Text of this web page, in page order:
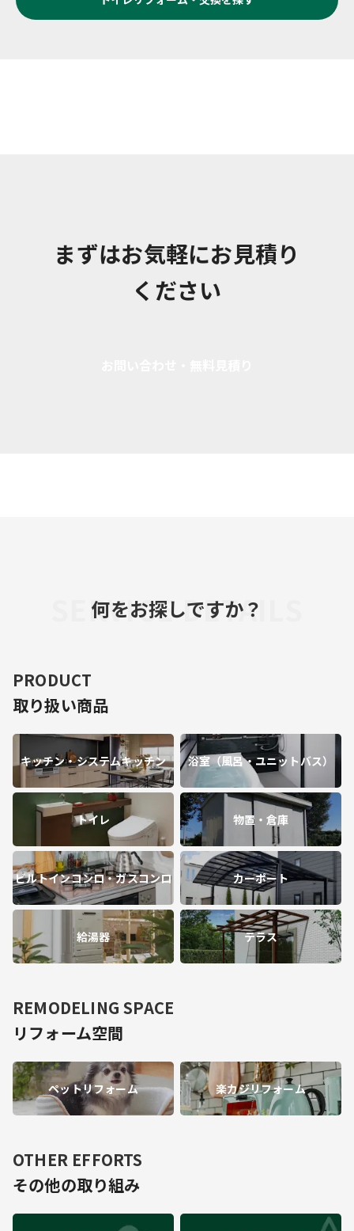
まずはお気軽にお見積り
ください
SERVICE DETAILS
何をお探しですか？
PRODUCT
取り扱い商品
キッチン・システムキッチン 浴室（風呂・ユニットバス）
トイレ 物置・倉庫
ビルトインコンロ・ガスコンロ カーポート
給湯器 テラス
REMODELING SPACE
リフォーム空間
ペットリフォーム 楽カジリフォーム
OTHER EFFORTS
その他の取り組み